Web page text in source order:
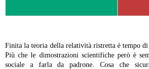
Finita la teoria della relatività ristretta è tempo di
Più che le dimostrazioni scientifiche però è
sociale a farla da padrone. Cosa che